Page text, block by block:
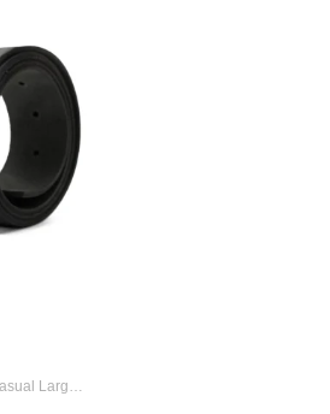
Cinto Masculino Fasolo Casual Largo Cour...